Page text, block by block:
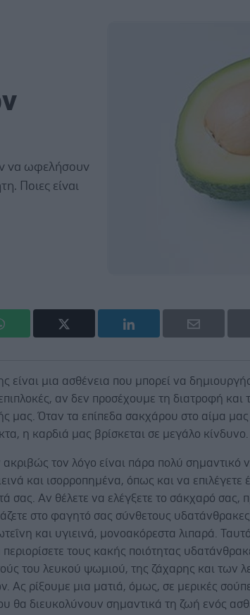
να ωφελήσουν
Ποιες είναι
είναι μια ασθένεια που μπορεί να
αν δεν προσέχουμε τη διατροφή και
μας. Όταν τα επίπεδα σακχάρου στο αίμα μας
η καρδιά μας βρίσκεται σε μεγάλο κίνδυνο.
ακριβώς τον λόγο είναι πάρα πολύ σημαντικό
και ισορροπημένα, όπως και να επιλέγετε
σας. Αν θέλετε να ελέγξετε το σάκχαρό σας,
στο φαγητό σας σύνθετους
και υγιεινά, μονοακόρεστα λιπαρά.
περιορίσετε τους κακής ποιότητας
του λευκού ψωμιού, της ζάχαρης και των
Ας ρίξουμε μια ματιά, όμως, σε μερικές
θα διευκολύνουν σημαντικά τη ζωή ενός